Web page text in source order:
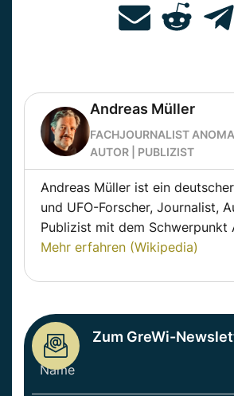
Andreas Müller
FACHJOURNALIST
AUTOR | PUBLIZIST
Andreas Müller ist ein
und UFO-Forscher, Journalist,
Publizist mit dem Schwerpunkt
Mehr erfahren (Wikipedia)
Zum GreWi-